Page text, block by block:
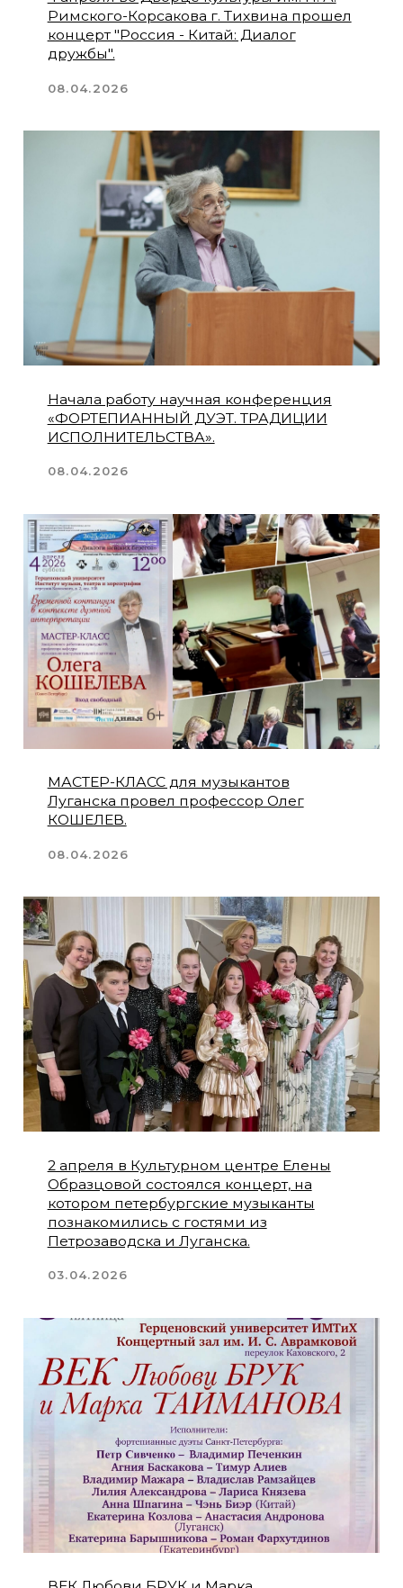
2 апреля в Культурном центре Елены
Образцовой (Санкт-Петербург)
состоится концерт дуэтов "Мир,
созданный нами".
22.03.2026
Луганск звучит в четыре руки!
16.03.2026
15 марта в арт-пространстве
петербургской Классической точки
состоялся необычный концерт -
16.03.2026
3-7 апреля состоится Международная
научно-практическая конференция
«Фортепианный дуэт. Традиции
07.03.2026
15 марта в Концертном зале
Классической точки состоится
авторский вечер Елены Туркиной
06.03.2026